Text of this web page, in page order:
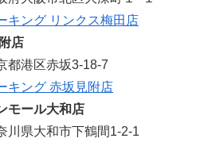
キング リンクス梅田店
店
都港区赤坂3-18-7
キング 赤坂見附店
モール大和店
川県大和市下鶴間1-2-1